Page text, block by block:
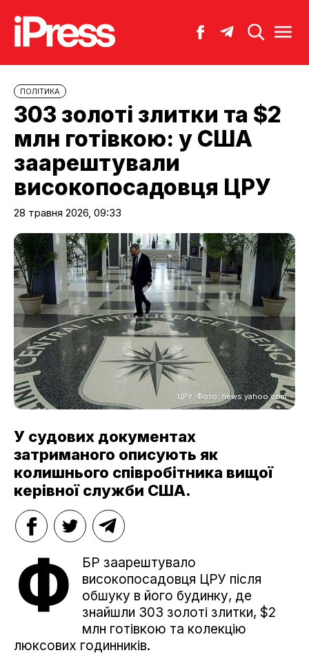
ПОЛІТИКА
303 золоті злитки та $2
млн готівкою: у США
заарештували
високопосадовця ЦРУ
28 травня 2026, 09:33
ЦРУ. Фото: news.yahoo.com
У судових документах
затриманого описують як
колишнього співробітника вищої
керівної служби США.
Ф
БР заарештувало
високопосадовця ЦРУ після
обшуку в його будинку, де
знайшли 303 золоті злитки, $2
млн готівкою та колекцію
люксових годинників.